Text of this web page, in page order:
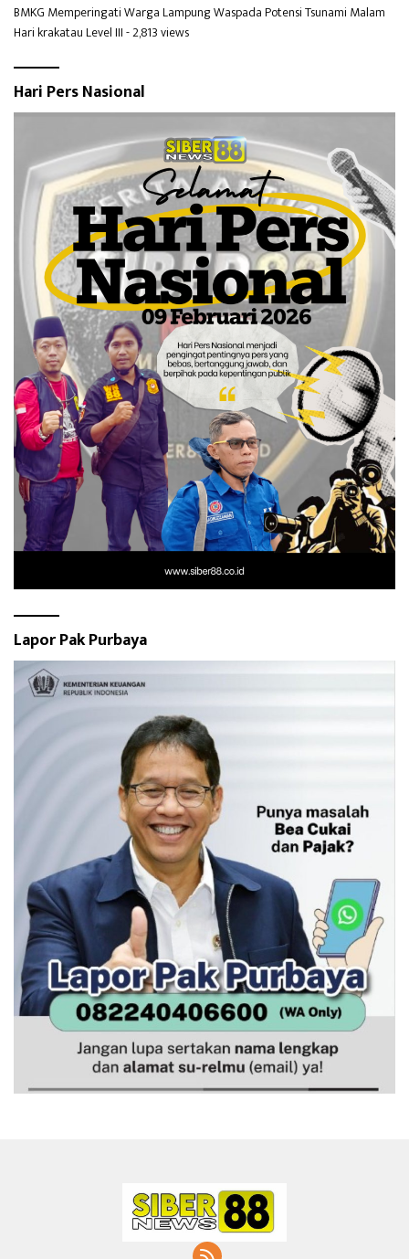
BMKG Memperingati Warga Lampung Waspada Potensi Tsunami Malam
Hari krakatau Level III- 2,813 views
Hari Pers Nasional
Lapor Pak Purbaya